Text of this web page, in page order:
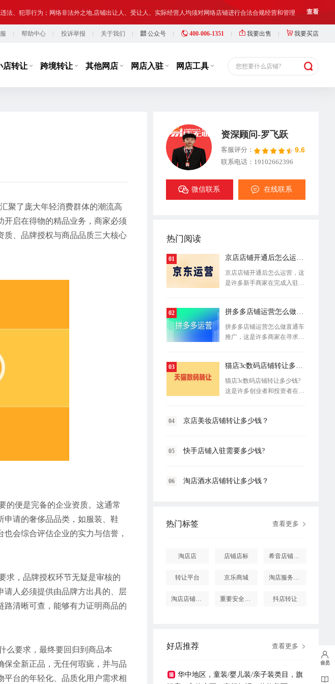
、犯罪行为；网络非法外之地,店铺出让人、受让人、实际经营人均须对网络店铺进行合法合规经营和管理 查看
易、发布违规内容、进行虚假宣传等，此类行为违反了国家相关法律法规，也损害了抖店平台的市场秩序 查看
、犯罪行为；网络非法外之地,店铺出让人、受让人、实际经营人均须对网络店铺进行合法合规经营和管理 查看
帮助中心 投诉举报 关于我们 公众号 400-006-1351 我要出售 我要买店
店转让 跨境转让 其他网店 网店入驻 网店工具 您想要什么店铺?
聚了庞大年轻消费群体的潮流高
启在得物的精品业务，商家必须
质、品牌授权与商品品质三大核心
的便是完备的企业资质。这通常
申请的奢侈品品类，如服装、鞋
会综合评估企业的实力与信誉，
求，品牌授权环节无疑是审核的
请人必须提供由品牌方出具的、层
路清晰可查，能够有力证明商品的
么要求，最终要回归到商品本
全新正品，无任何瑕疵，并与品
平台的年轻化、品质化用户需求相
资深顾问-罗飞跃
客服评分： 9.6
联系电话：19102662396
微信联系 在线联系
热门阅读
01 京店店铺开通后怎么运营？
京店店铺开通后怎么运营，这
是许多新手商家在完成入驻手
02 拼多多店铺运营怎么做直通车推广
拼多多店铺运营怎么做直通车
推广，这是许多商家在寻求付
03 猫店3c数码店铺转让多少钱?
猫店3c数码店铺转让多少钱?
这是许多创业者和投资者在进
04 京店美妆店铺转让多少钱？
05 快手店铺入驻需要多少钱?
06 淘店酒水店铺转让多少钱？
热门标签 查看更多
淘店店 店铺店标 希音店铺购买
转让平台 京乐商城 淘店服务市场
淘店店铺怎么投诉 重要安全提醒 抖店转让
好店推荐 查看更多
华中地区，童装/婴儿装/亲子装类目，旗